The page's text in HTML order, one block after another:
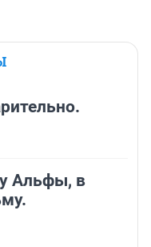
Альфы, в